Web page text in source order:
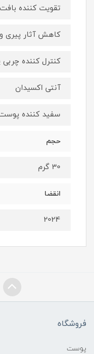
تقویت کننده
کاهش آثار پیری
کنترل کننده
آنتی اکسیدان
سفید کننده
حجم
30 گرم
انقضا
2024
فروشگاه
پوست